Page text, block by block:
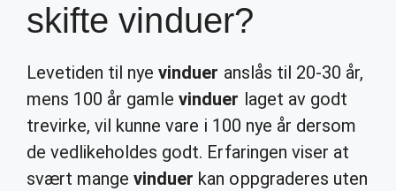
skifte vinduer?
Levetiden til nyevinduer anslås til 20-30 år,
mens 100 år gamlevinduer laget av godt
trevirke, vil kunne vare i 100 nye år dersom
de vedlikeholdes godt. Erfaringen viser at
svært mangevinduer kan oppgraderes uten